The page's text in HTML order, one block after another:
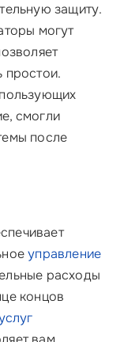
защиту.
могут
простои.
смогли
после
управление
расходы
концов